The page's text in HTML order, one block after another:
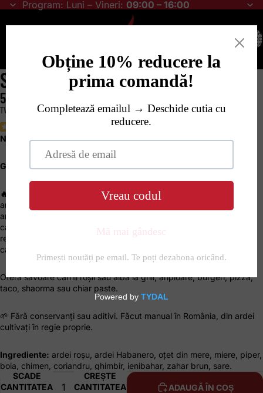
Program: Luni – Vineri: 09:00 – 16:00
ÎN
SOS IUTE "CELIA" - MEDIU
50,00 RON
TVA INCLUS. TRANSPORTUL ESTE CALCULAT LA FINALIZAREA COMENZII.
Nivel iuțeală:mediu 🌶️🌶️🌶️
Gramaj: 200ml
🔥 Sosul iute "Celia"
, un mix surprinzător de ardei Habanero și
ardei roșu, îndulcit natural cu miere și zahăr brun, și îmbogățit cu
arome fine de ghimbir, coriandru, ienibahar, chimen și boia. Textura
catifelată și gustul complex îmbină perfect dulceața cu iuțeala,
rezultând un sos deosebit, potrivit atât pentru pasionații de picant,
cât și pentru cei care caută savoare autentică în preparate.
Oferă savoare cărnii roșii sau albă la grill, aripioare, burgeri, pizza,
taco, shaorma sau chiar paste.
🌱 Fără conservanți sau aditivi. Făcut manual în România, din ardei
cultivați în regie proprie.
Ingrediente: ardei roșu, ardei Habanero, oțet din mere, miere, piper,
boia, chimen, coriandru, ghimbir, ienibahar, zahar brun, sare.
SCADE
CANTITATEA
CREȘTE
CANTITATEA
ADAUGĂ ÎN COȘ